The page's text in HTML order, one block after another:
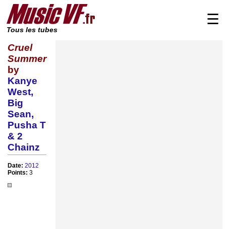
Tous les tubes
☰
Cruel
Summer
by
Kanye
West,
Big
Sean,
Pusha T
& 2
Chainz
Date: 2012
Points: 3